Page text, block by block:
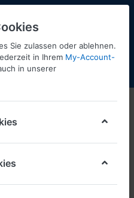
Sie zulassen oder ablehnen.
in Ihrem My-Account-
in unserer